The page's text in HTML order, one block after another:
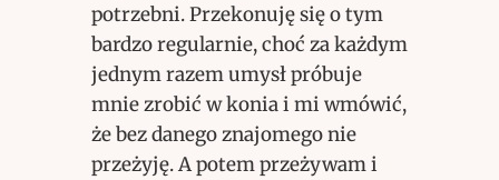
potrzebni. Przekonuję się o tym
bardzo regularnie, choć za każdym
jednym razem umysł próbuje
mnie zrobić w konia i mi wmówić,
że bez danego znajomego nie
przeżyję. A potem przeżywam i